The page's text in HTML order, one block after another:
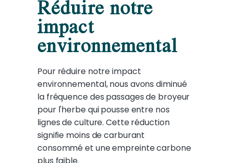
Réduire notre
impact
environnemental
Pour réduire notre impact
environnemental, nous avons diminué
la fréquence des passages de broyeur
pour l'herbe qui pousse entre nos
lignes de culture. Cette réduction
signifie moins de carburant
consommé et une empreinte carbone